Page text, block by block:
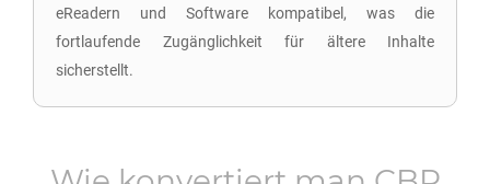
eReadern und Software kompatibel, was die
fortlaufende Zugänglichkeit für ältere Inhalte
sicherstellt.